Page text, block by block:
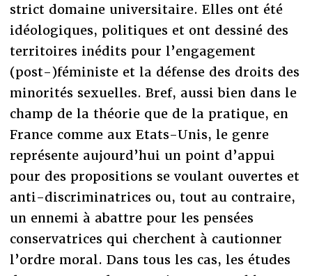
strict domaine universitaire. Elles ont été
idéologiques, politiques et ont dessiné des
territoires inédits pour l’engagement
(post-)féministe et la défense des droits des
minorités sexuelles. Bref, aussi bien dans le
champ de la théorie que de la pratique, en
France comme aux Etats-Unis, le genre
représente aujourd’hui un point d’appui
pour des propositions se voulant ouvertes et
anti-discriminatrices ou, tout au contraire,
un ennemi à abattre pour les pensées
conservatrices qui cherchent à cautionner
l’ordre moral. Dans tous les cas, les études